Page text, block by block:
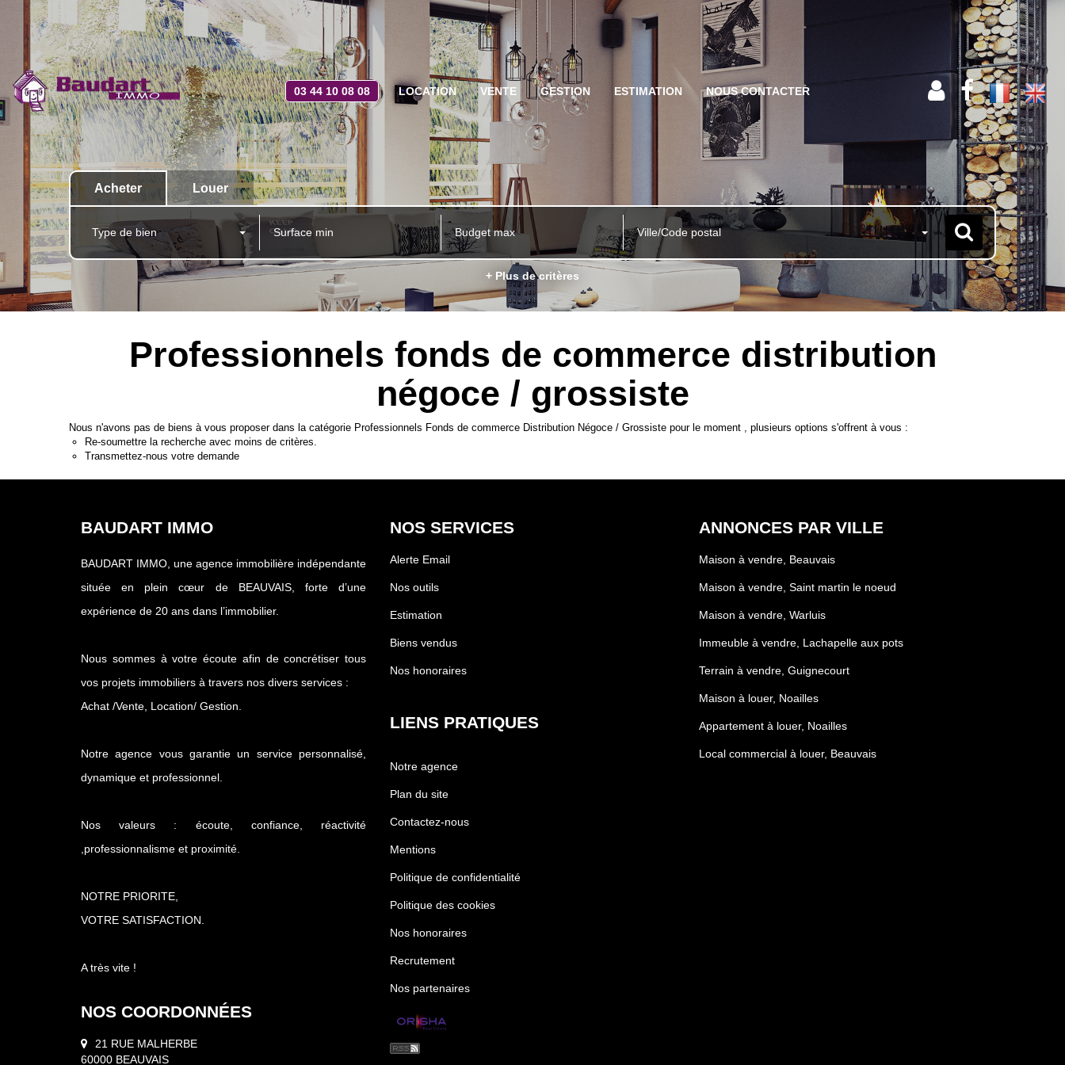
03 44 10 08 08 LOCATION VENTE GESTION ESTIMATION NOUS CONTACTER
Acheter Louer
Type de bien Ville/Code postal
+ Plus de critères
Professionnels fonds de commerce distribution
négoce / grossiste
Nous n'avons pas de biens à vous proposer dans la catégorie Professionnels Fonds de commerce Distribution Négoce / Grossiste pour le moment , plusieurs options s'offrent à vous :
Re-soumettre la recherche avec moins de critères.
Transmettez-nous votre demande
BAUDART IMMO
BAUDART IMMO, une agence immobilière indépendante
située en plein cœur de BEAUVAIS, forte d’une
expérience de 20 ans dans l’immobilier.
Nous sommes à votre écoute afin de concrétiser tous
vos projets immobiliers à travers nos divers services :
Achat /Vente, Location/ Gestion.
Notre agence vous garantie un service personnalisé,
dynamique et professionnel.
Nos valeurs : écoute, confiance, réactivité
,professionnalisme et proximité.
NOTRE PRIORITE,
VOTRE SATISFACTION.
A très vite !
NOS COORDONNÉES
21 RUE MALHERBE
60000 BEAUVAIS
NOS SERVICES
Alerte Email
Nos outils
Estimation
Biens vendus
Nos honoraires
LIENS PRATIQUES
Notre agence
Plan du site
Contactez-nous
Mentions
Politique de confidentialité
Politique des cookies
Nos honoraires
Recrutement
Nos partenaires
ANNONCES PAR VILLE
Maison à vendre, Beauvais
Maison à vendre, Saint martin le noeud
Maison à vendre, Warluis
Immeuble à vendre, Lachapelle aux pots
Terrain à vendre, Guignecourt
Maison à louer, Noailles
Appartement à louer, Noailles
Local commercial à louer, Beauvais